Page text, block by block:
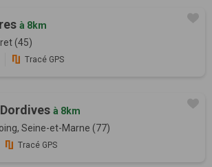
à 8km
(45)
Tracé GPS
à 8km
Seine-et-Marne (77)
Tracé GPS